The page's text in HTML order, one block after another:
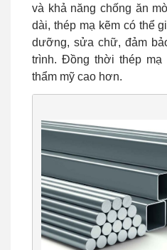
và khả năng chống ăn
dài, thép mạ kẽm có thể
dưỡng, sửa chữ, đảm
trình. Đồng thời thép mạ
thẩm mỹ cao hơn.